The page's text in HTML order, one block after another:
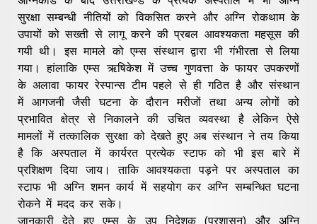
सुरक्षा सम्बन्धी नीतियों को विकसित करने और अग्नि रोकथाम के
उपायों को सख्ती से लागू करने की प्रबल आवश्यकता महसूस की
गयी थी। इस मामले को एम्स संस्थान द्वारा भी गंभीरता से लिया
गया। हांलाकि एम्स ऋषिकेश में उच्च गुणवत्ता के फायर उपकरणों
के अलावा फायर रेस्पान्स टीम पहले से ही गठित है और संस्थान
में आगजनी जैसी घटना के दौरान मरीजों तथा अन्य लोगों को
प्रभावित क्षेत्र से निकालने की उचित व्यवस्था है लेकिन ऐसे
मामलों में तत्कालिक सुरक्षा को देखते हुए अब संस्थान ने तय किया
है कि अस्पताल में कार्यरत प्रत्येक स्टाफ को भी इस बारे में
प्रशिक्षण दिया जाय। ताकि आवश्यकता पड़ने पर अस्पताल का
स्टाफ भी अग्नि शमन कार्य में सहयोग कर अग्नि सम्बन्धित घटना
रोकने में मदद कर सके।
जानकारी देते हुए एम्स के उप निदेशक (प्रशासन) और अग्नि